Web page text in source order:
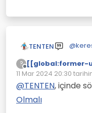
TENTEN @
@
Protein aşırı spor
?
Çevrimdışı
[[global:former-
11 Mar 2024 20:30
Son düzenleyen:
@TENTEN, içinde
Olmalı